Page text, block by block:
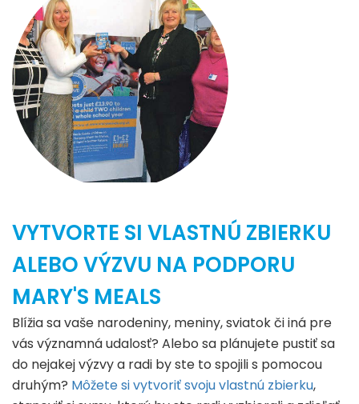
VYTVORTE SI VLASTNÚ ZBIERKU
ALEBO VÝZVU NA PODPORU
MARY'S MEALS
Blížia sa vaše narodeniny, meniny, sviatok či iná pre
vás významná udalosť? Alebo sa plánujete pustiť sa
do nejakej výzvy a radi by ste to spojili s pomocou
druhým? Môžete si vytvoriť svoju vlastnú zbierku,